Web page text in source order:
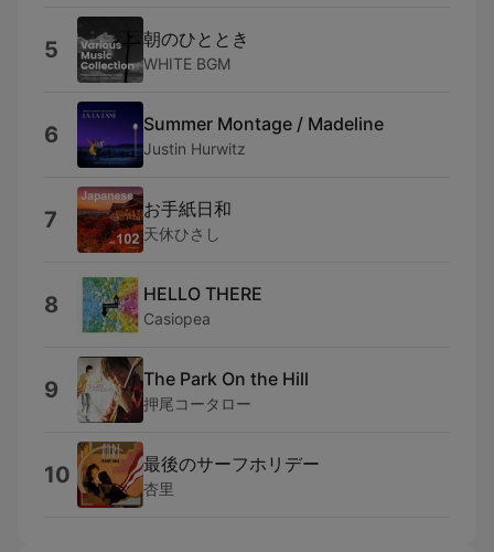
5 朝のひととき
WHITE BGM
6 Summer Montage / Madeline
Justin Hurwitz
7 お手紙日和
天休ひさし
8 HELLO THERE
Casiopea
9 The Park On the Hill
押尾コータロー
10 最後のサーフホリデー
杏里